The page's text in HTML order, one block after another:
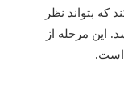
که بتواند نظر
این مرحله از
است.